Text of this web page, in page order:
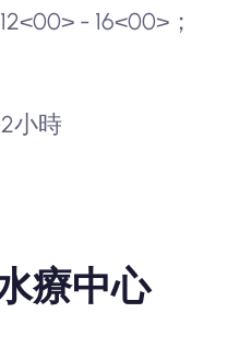
- 16<00>；
小時
療中心